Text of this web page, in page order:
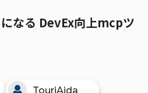
なる DevEx向上mcpツ
TouriAida